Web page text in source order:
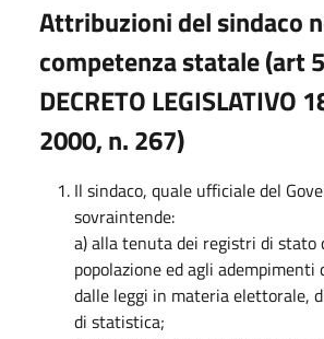
Attribuzioni del sindaco
competenza statale (art
DECRETO LEGISLATIVO
2000, n. 267)
Il sindaco, quale ufficiale del
sovraintende:
a) alla tenuta dei registri di stato
popolazione ed agli adempimenti
dalle leggi in materia elettorale,
di statistica;